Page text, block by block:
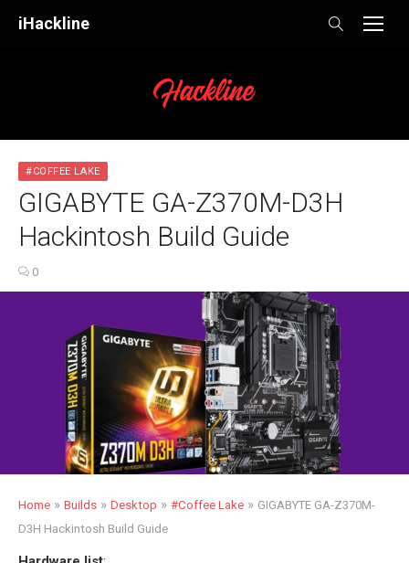
iHackline
#COFFEE LAKE
GIGABYTE GA-Z370M-D3H
Hackintosh Build Guide
0
Home » Builds » Desktop » #Coffee Lake » GIGABYTE GA-Z370M-
D3H Hackintosh Build Guide